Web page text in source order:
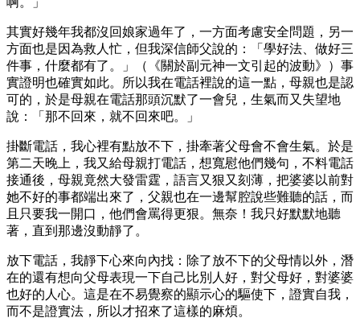
其實好幾年我都沒回娘家過年了，一方面考慮安全問題，另一
方面也是因為救人忙，但我深信師父說的：「學好法、做好三
件事，什麼都有了。」（《關於副元神一文引起的波動》）事
實證明也確實如此。所以我在電話裡說的這一點，母親也是認
可的，於是母親在電話那頭沉默了一會兒，生氣而又失望地
說：「那不回來，就不回來吧。」
掛斷電話，我心裡有點放不下，掛牽著父母會不會生氣。於是
第二天晚上，我又給母親打電話，想寬慰他們幾句，不料電話
接通後，母親竟然大發雷霆，語言又狠又刻薄，把婆婆以前對
她不好的事都端出來了，父親也在一邊幫腔說些難聽的話，而
且只要我一開口，他們會罵得更狠。無奈！我只好默默地聽
著，直到那邊沒動靜了。
放下電話，我靜下心來向內找：除了放不下的父母情以外，潛
在的還有想向父母表現一下自己比別人好，對父母好，對婆婆
也好的人心。這是在不易覺察的顯示心的驅使下，證實自我，
而不是證實法，所以才招來了這樣的麻煩。